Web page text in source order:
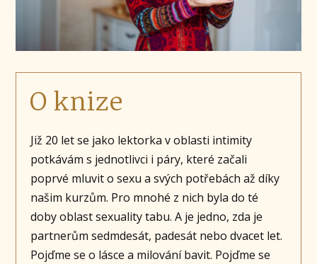
O knize
Již 20 let se jako lektorka v oblasti intimity
potkávám s jednotlivci i páry, které začali
poprvé mluvit o sexu a svých potřebách až díky
našim kurzům. Pro mnohé z nich byla do té
doby oblast sexuality tabu. A je jedno, zda je
partnerům sedmdesát, padesát nebo dvacet let.
Pojďme se o lásce a milování bavit. Pojďme se